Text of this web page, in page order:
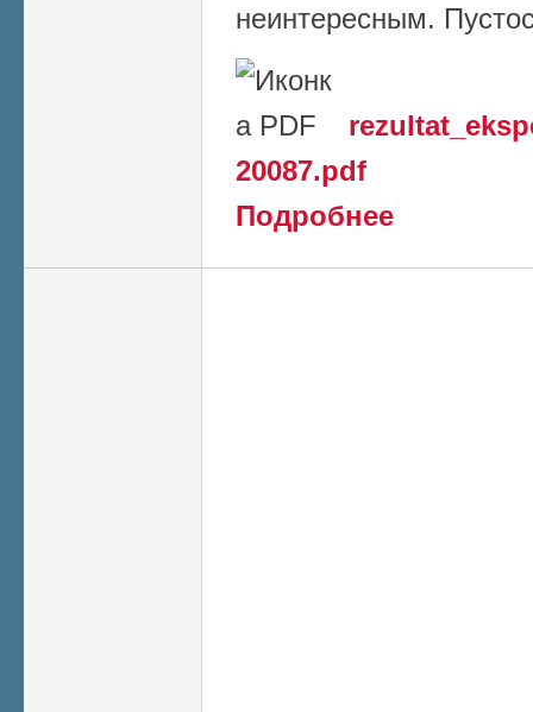
неинтересным.
20087.pdf
Подробнее